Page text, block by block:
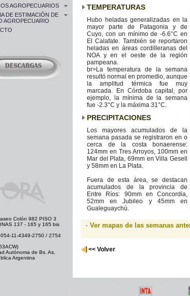
AGROPECUARIOS
DE ESTIMACIÓN DE
AGROPECUARIO
TEMPERATURAS
Hubo heladas generalizadas en la
mayor parte de Patagonia y de
Cuyo, con un mínimo de -6.6°C en
El Calafate. También se reportaron
heladas en áreas cordilleranas del
NOA y en el oeste de la región
pampeana.
br>La temperatura de la semana
resultó normal en promedio, aunque
la amplitud térmica fue muy
marcada. En Córdoba capital, por
ejemplo, la mínima de la semana
fue -2.3°C y la máxima 31°C.
PRECIPITACIONES
Los mayores acumulados de la
semana pasada se registraron en o
cerca de la costa bonaerense:
124mm en Tres Arroyos, 100mm en
Mar del Plata, 69mm en Villa Gesell
y 58mm en La Plata.
Fuera de esta área, se destacan
acumulados de la provincia de
Entre Ríos: 90mm en Concordia,
52mm en Jubileo y 45mm en
Gualeguaychú.
· Ver mapas de las semanas
<< Volver
Colón 982 PISO 3
137 - 165 y 165 bis
11-4349-2750 / 2754
Autónoma de Bs. As.
Argentina